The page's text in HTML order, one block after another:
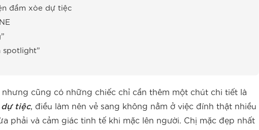
đầm xòe dự tiệc
spotlight”
cũng có những chiếc chỉ cần thêm một chút chi tiết là
dự tiệc, điều làm nên vẻ sang không nằm ở việc đính thật nhiều
phải và cảm giác tinh tế khi mặc lên người. Chị mặc đẹp nhất